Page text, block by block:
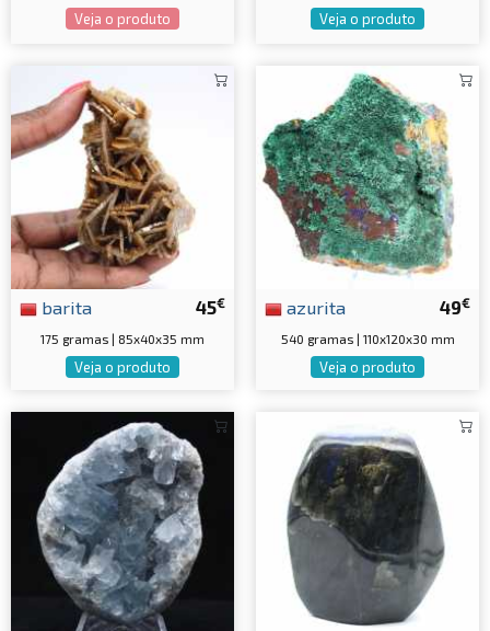
Veja o produto Veja o produto
45€
barita
175 gramas | 85x40x35 mm
Veja o produto
49€
azurita
540 gramas | 110x120x30 mm
Veja o produto